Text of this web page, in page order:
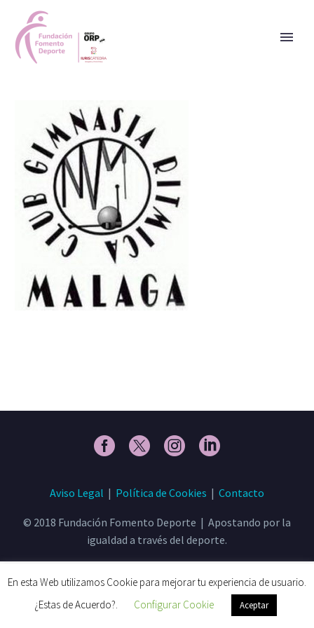
Aviso Legal | Política de Cookies | Contacto
© 2018 Fundación Fomento Deporte | Apostando por la
igualdad a través del deporte.
En esta Web utilizamos Cookie para mejorar tu experiencia de usuario.
¿Estas de Acuerdo?.
Configurar Cookie Aceptar